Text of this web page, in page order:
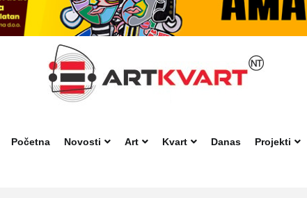
Početna
Novosti Art Kvart Danas Projekti